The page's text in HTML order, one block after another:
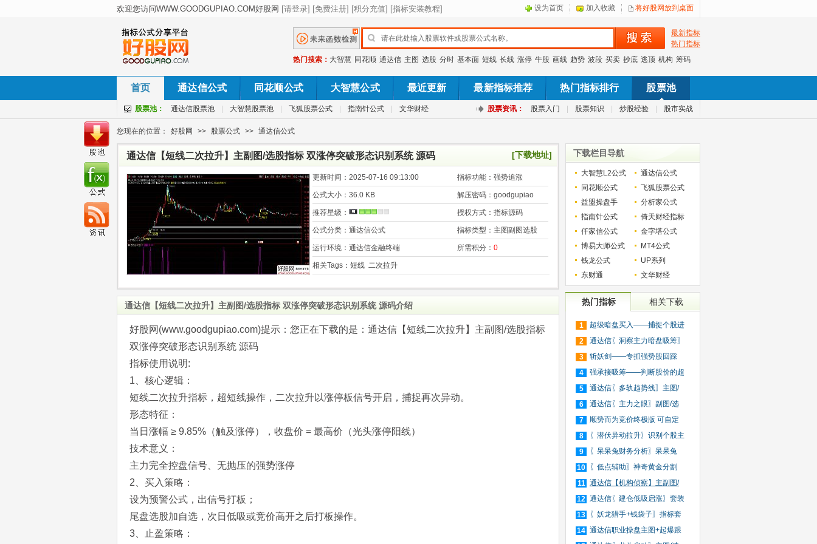
设为首页 加入收藏 将好股网放到桌面
最新指标
热门指标
热门搜索： 大智慧 同花顺 通达信 主图 选股 分时 基本面 短线 长线 涨停 牛股 画线 趋势 波段 买卖 抄底 逃顶 机构 筹码
首页 通达信公式 同花顺公式 大智慧公式 最近更新 最新指标推荐 热门指标排行 股票池
股票池： 通达信股票池 大智慧股票池 飞狐股票公式 指南针公式 文华财经 股票资讯： 股票入门 股票知识 炒股经验 股市实战
您现在的位置： 好股网 >> 股票公式 >> 通达信公式
通达信【短线二次拉升】主副图/选股指标 双涨停突破形态识别系统 源码 [下载地址]
更新时间： 2025-07-16 09:13:00 指标功能： 强势追涨
公式大小： 36.0 KB 解压密码： goodgupiao
推荐星级： 授权方式： 指标源码
公式分类： 通达信公式 指标类型： 主图副图选股
运行环境： 通达信金融终端 所需积分： 0
相关Tags： 短线 二次拉升
通达信【短线二次拉升】主副图/选股指标 双涨停突破形态识别系统 源码介绍
好股网(www.goodgupiao.com)提示：您正在下载的是：通达信【短线二次拉升】主副图/选股指标
双涨停突破形态识别系统 源码
指标使用说明:
1、核心逻辑：
短线二次拉升指标，超短线操作，二次拉升以涨停板信号开启，捕捉再次异动。
形态特征：
当日涨幅 ≥ 9.85%（触及涨停），收盘价 = 最高价（光头涨停阳线）
技术意义：
主力完全控盘信号、无抛压的强势涨停
2、买入策略：
设为预警公式，出信号打板；
尾盘选股加自选，次日低吸或竞价高开之后打板操作。
3、止盈策略：
下载栏目导航
大智慧L2公式
通达信公式
同花顺公式
飞狐股票公式
益盟操盘手
分析家公式
指南针公式
倚天财经指标
仟家信公式
金字塔公式
博易大师公式
MT4公式
钱龙公式
UP系列
东财通
文华财经
热门指标 相关下载
1
超级暗盘买入——捕捉个股进
入
2
通达信〖洞察主力暗盘吸筹〗
捕
3
斩妖剑——专抓强势股回踩
20日
4
强承接吸筹——判断股价的超
买
5
通达信〖多轨趋势线〗主图/
选
6
通达信〖主力之眼〗副图/选
股
7
顺势而为竞价终极版 可自定
义
8
〖潜伏异动拉升〗识别个股主
力
9
〖呆呆兔财务分析〗呆呆兔
F10
10
〖低点辅助〗神奇黄金分割
+趋
11 通达信【机构侦察】主副图/
选
12 通达信〖建仓低吸启涨〗套装
指
13
〖妖龙猎手+钱袋子〗指标套
装
14 通达信职业操盘主图+起爆跟